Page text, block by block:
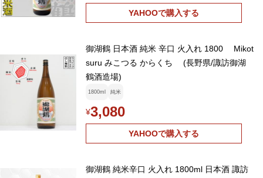
YAHOOで購入する
御湖鶴 日本酒 純米 辛口 火入れ 1800 Mikot
suru みこつる からくち (長野県/諏訪御湖
鶴酒造場)
1800ml 純米
¥3,080
YAHOOで購入する
御湖鶴 純米辛口 火入れ 1800ml 日本酒 諏訪